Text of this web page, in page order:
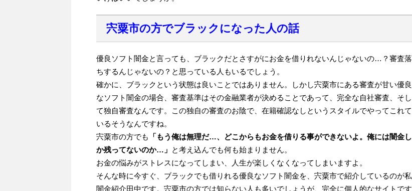
宍粟市の方でブラックになった人の話
優良ソフト闇金と言っても、ブラックだとさすがにお金を借りれないんじゃないの…？審査落
ちするんじゃないの？と思っている人もいるでしょう。
確かに、ブラックという状態は良いことではありません。しかし宍粟市にある審査が甘い優良
なソフト闇金の場合、審査基準はその金融業者が決めることであって、完全な自社審査、そし
て独自審査なんです。この独自の審査のお陰で、在籍確認なしというスタイルでやってこれて
いるそうなんですね。
宍粟市の方でも
「もう俺は無理だ…、どこからもお金を借りる事ができないよ。俺には闇金し
か残ってないのか…」 と考え込んでも何も始まりません。
お金の悩みがストレスになってしまい、人生が楽しくなくなってしまいますよ。
そんな時に今すぐ、ブラックでも借りれる優良なソフト闇金を、宍粟市で紹介しているのが私
闇金紹介田中です。宍粟市の方では知らない人も多いでしょうが、完全に個人的なサイトです